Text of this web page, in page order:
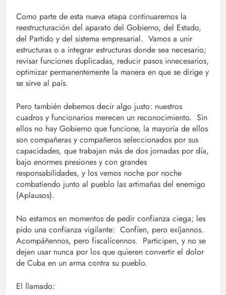
Como parte de esta nueva etapa continuaremos la
reestructuración del aparato del Gobierno, del Estado,
del Partido y del sistema empresarial. Vamos a unir
estructuras o a integrar estructuras donde sea necesario;
revisar funciones duplicadas, reducir pasos innecesarios,
optimizar permanentemente la manera en que se dirige y
se sirve al país.
Pero también debemos decir algo justo: nuestros
cuadros y funcionarios merecen un reconocimiento. Sin
ellos no hay Gobierno que funcione, la mayoría de ellos
son compañeras y compañeros seleccionados por sus
capacidades, que trabajan más de dos jornadas por día,
bajo enormes presiones y con grandes
responsabilidades, y los vemos noche por noche
combatiendo junto al pueblo las artimañas del enemigo
(Aplausos).
No estamos en momentos de pedir confianza ciega; les
pido una confianza vigilante: Confíen, pero exíjannos.
Acompáñennos, pero fiscalícennos. Participen, y no se
dejen usar nunca por los que quieren convertir el dolor
de Cuba en un arma contra su pueblo.
El llamado: